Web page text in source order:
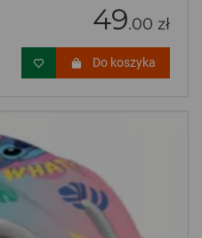
49.00 zł
Do koszyka